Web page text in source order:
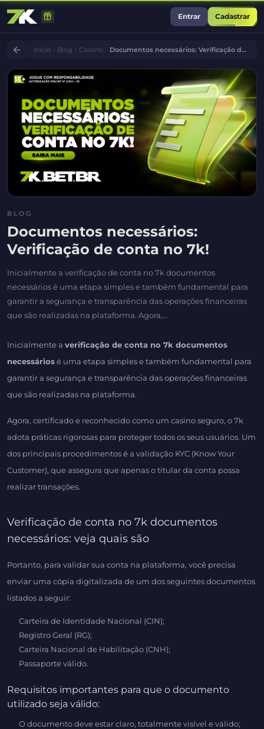
Entrar Cadastrar
Início Blog Cassino Documentos necessários: Verificação de conta no 7k!
BLOG
Documentos necessários:
Verificação de conta no 7k!
Inicialmente a verificação de conta no 7k documentos
necessários é uma etapa simples e também fundamental para
garantir a segurança e transparência das operações financeiras
que são realizadas na plataforma. Agora,...
Inicialmente a verificação de conta no 7k documentos
necessáriosé uma etapa simples e também fundamental para
garantir a segurança e transparência das operações financeiras
que são realizadas na plataforma.
Agora, certificado e reconhecido como um casino seguro, o 7k
adota práticas rigorosas para proteger todos os seus usuários. Um
dos principais procedimentos é a validação KYC (Know Your
Customer), que assegura que apenas o titular da conta possa
realizar transações.
Verificação de conta no 7k documentos
necessários: veja quais são
Portanto, para validar sua conta na plataforma, você precisa
enviar uma cópia digitalizada de um dos seguintes documentos
listados a seguir:
Carteira de Identidade Nacional (CIN);
Registro Geral (RG);
Carteira Nacional de Habilitação (CNH);
Passaporte válido.
Requisitos importantes para que o documento
utilizado seja válido:
O documento deve estar claro, totalmente visível e válido;